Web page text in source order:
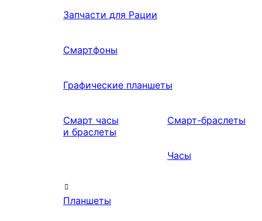
Запчасти для Рации
Смартфоны
Графические планшеты
Смарт часы
и браслеты
Смарт-браслеты
Часы
Планшеты